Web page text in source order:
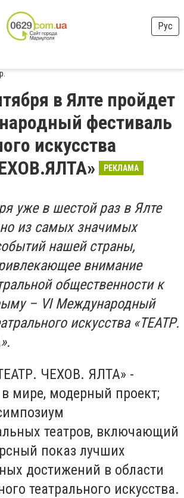
Рус
в Ялте пройдет
фестиваль
искусства
РЕКЛАМА
уже в шестой раз в Ялте
из самых значимых
нашей страны,
внимание
общественности к
– VI Международный
искусства «ТЕАТР.
ЧЕХОВ. ЯЛТА» -
мире, модерный проект;
театров, включающий
показ лучших
достижений в области
театрального искусства.